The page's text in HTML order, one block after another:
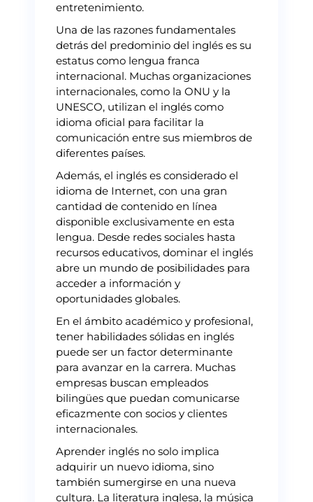
entretenimiento.
Una de las razones fundamentales
detrás del predominio del inglés es su
estatus como lengua franca
internacional. Muchas organizaciones
internacionales, como la ONU y la
UNESCO, utilizan el inglés como
idioma oficial para facilitar la
comunicación entre sus miembros de
diferentes países.
Además, el inglés es considerado el
idioma de Internet, con una gran
cantidad de contenido en línea
disponible exclusivamente en esta
lengua. Desde redes sociales hasta
recursos educativos, dominar el inglés
abre un mundo de posibilidades para
acceder a información y
oportunidades globales.
En el ámbito académico y profesional,
tener habilidades sólidas en inglés
puede ser un factor determinante
para avanzar en la carrera. Muchas
empresas buscan empleados
bilingües que puedan comunicarse
eficazmente con socios y clientes
internacionales.
Aprender inglés no solo implica
adquirir un nuevo idioma, sino
también sumergirse en una nueva
cultura. La literatura inglesa, la música